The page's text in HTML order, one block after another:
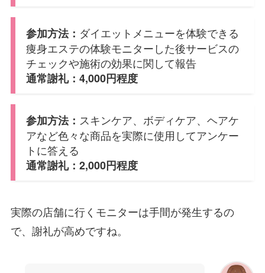
参加方法： ダイエットメニューを体験できる
痩身エステの体験モニターした後サービスの
チェックや施術の効果に関して報告
通常謝礼：4,000円程度
参加方法： スキンケア、ボディケア、ヘアケ
アなど色々な商品を実際に使用してアンケー
トに答える
通常謝礼：2,000円程度
実際の店舗に行くモニターは手間が発生するの
で、謝礼が高めですね。